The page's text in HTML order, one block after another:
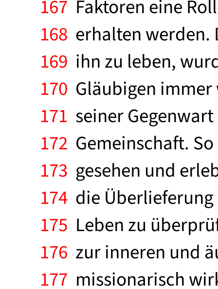
167 Faktoren eine
168 erhalten werden.
169 ihn zu leben,
170 Gläubigen
171 seiner
172 Gemeinschaft.
173 gesehen und
174 die
175 Leben zu
176 zur inneren und
177 missionarisch